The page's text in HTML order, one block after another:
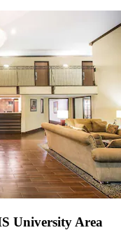
University Area